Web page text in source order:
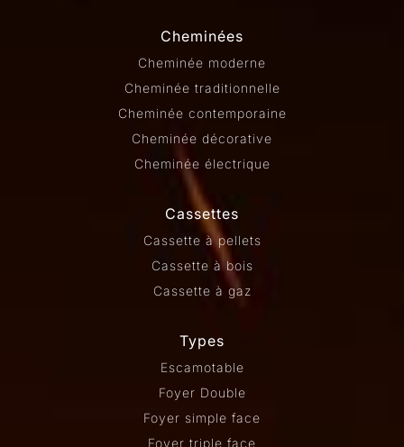
Cheminées
Cheminée moderne
Cheminée traditionnelle
Cheminée contemporaine
Cheminée décorative
Cheminée électrique
Cassettes
Cassette à pellets
Cassette à bois
Cassette à gaz
Types
Escamotable
Foyer Double
Foyer simple face
Foyer triple face